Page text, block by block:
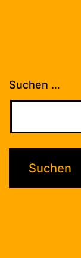
Suchen …